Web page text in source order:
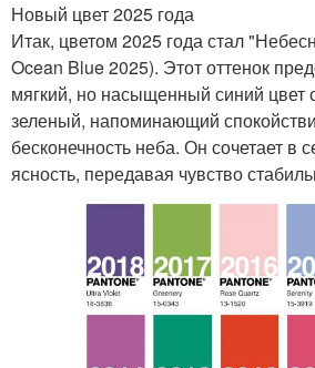
Новый цвет 2025 года
Итак, цветом 2025 года стал
Ocean Blue 2025). Этот оттенок
мягкий, но насыщенный синий цвет
зеленый, напоминающий
бесконечность неба. Он сочетает в
ясность, передавая чувство